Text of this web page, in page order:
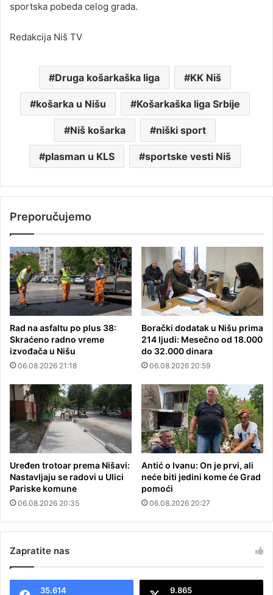
sportska pobeda celog grada.
Redakcija Niš TV
Druga košarkaška liga KK Niš
košarka u Nišu Košarkaška liga Srbije
Niš košarka niški sport
plasman u KLS sportske vesti Niš
Preporučujemo
Rad na asfaltu po plus 38:
Skraćeno radno vreme
izvođača u Nišu
06.08.2026 21:18
Borački dodatak u Nišu prima
214 ljudi: Mesečno od 18.000
do 32.000 dinara
06.08.2026 20:59
Uređen trotoar prema Nišavi:
Nastavljaju se radovi u Ulici
Pariske komune
06.08.2026 20:35
Antić o Ivanu: On je prvi, ali
neće biti jedini kome će Grad
pomoći
06.08.2026 20:27
Zapratite nas
35.614 9.865